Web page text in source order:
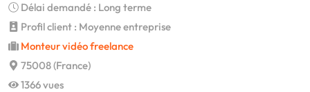
Délai demandé : Long terme
Profil client : Moyenne entreprise
Monteur vidéo freelance
75008 (France)
1366 vues